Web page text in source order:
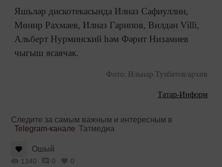
Яшьләр дискотекасында Илназ Сафиуллин,
Мөнир Рахмаев, Илназ Гарипов, Вилдан Villi,
Альберт Нурминский һәм Фәрит Низамиев
чыгыш ясаячак.
Фото: Ильнар Тухбатов/архив
Татар-Информ
Следите за самым важным и интересным в
Telegram-канале Татмедиа
Ошый
1340 0 0